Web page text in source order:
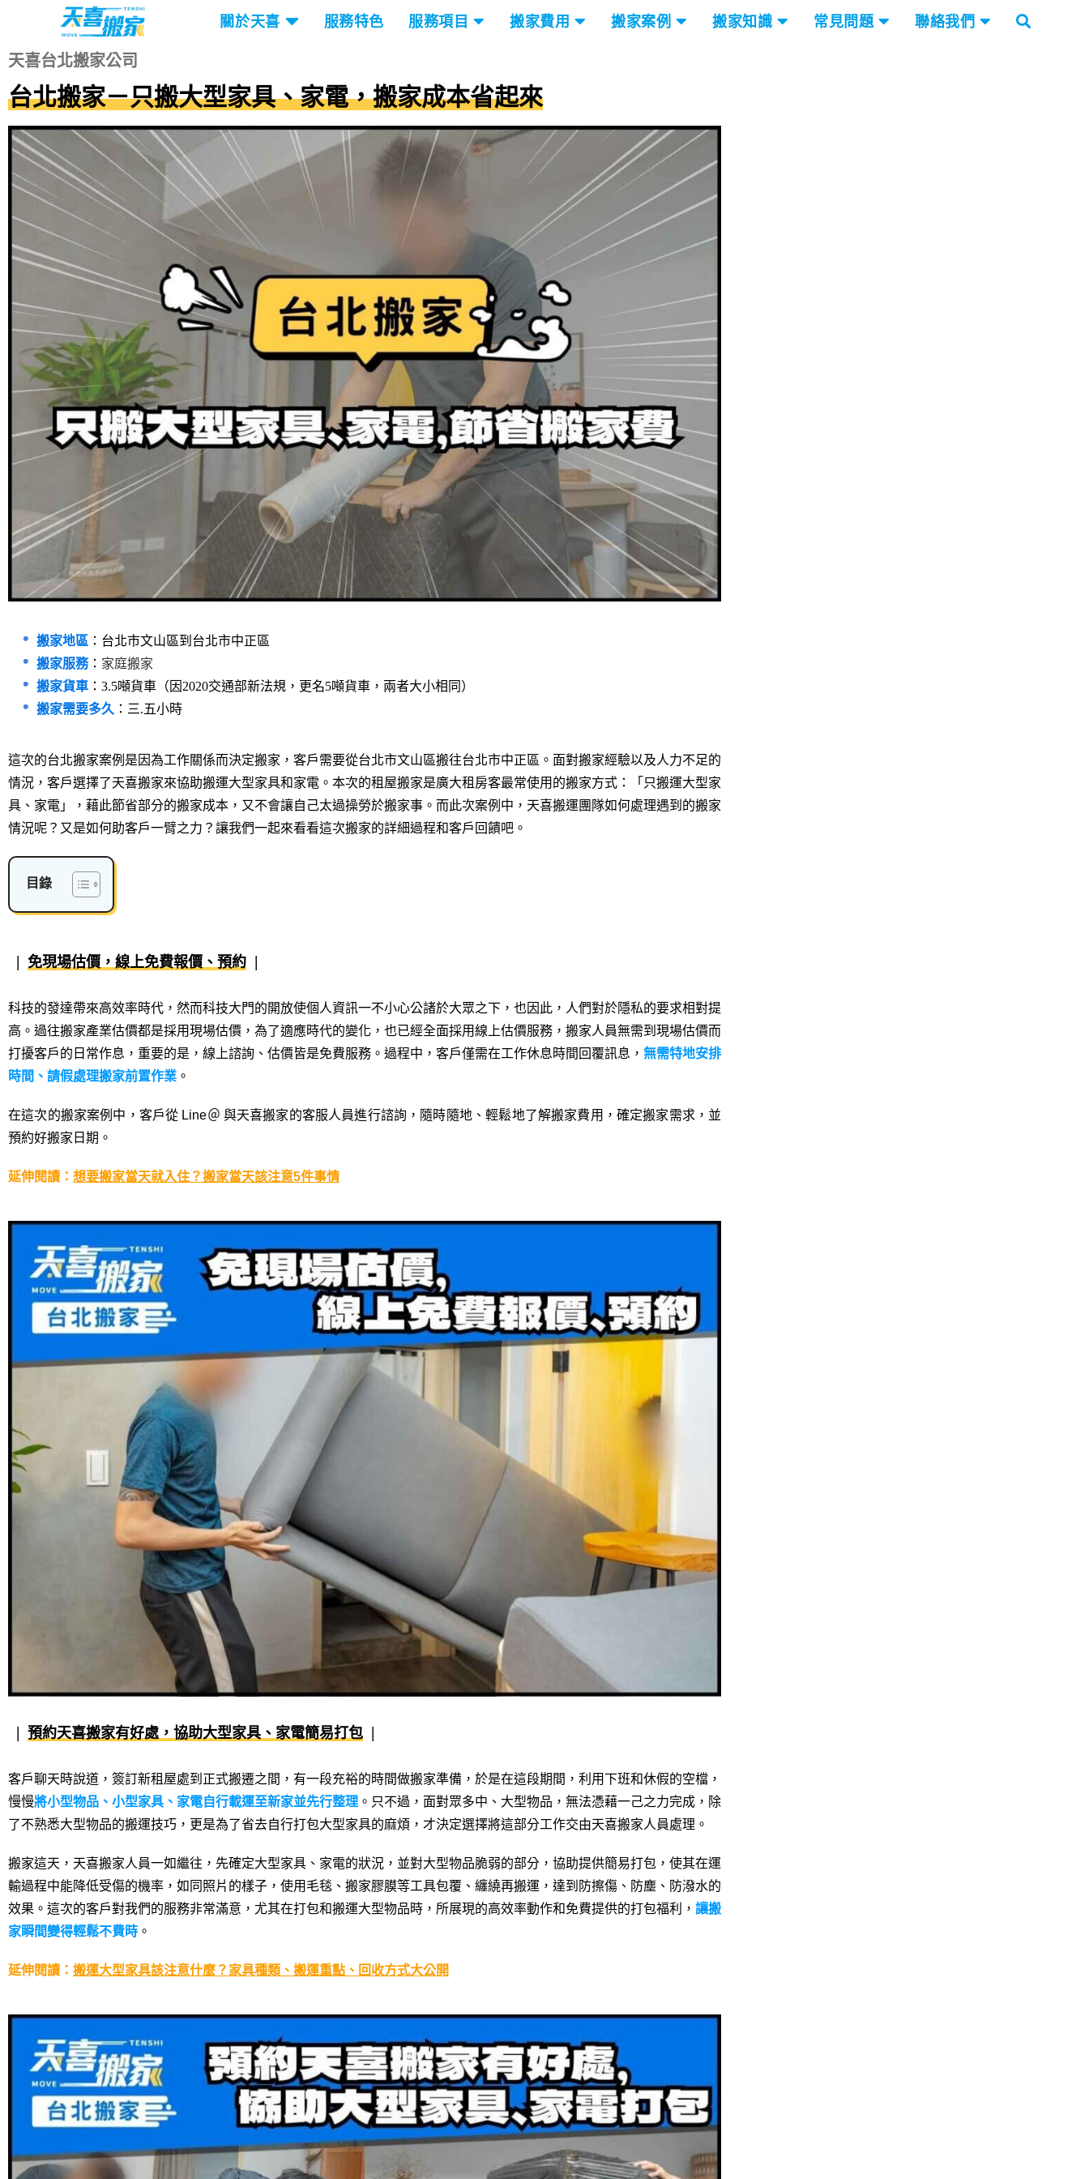
關於天喜 服務特色 服務項目 搬家費用 搬家案例 搬家知識 常見問題 聯絡我們
天喜台北搬家公司
台北搬家－只搬大型家具、家電，搬家成本省起來
搬家地區 ：台北市文山區到台北市中正區
搬家服務： 家庭搬家
搬家貨車 ：3.5噸貨車（因2020交通部新法規，更名5噸貨車，兩者大小相同）
搬家需要多久 ：三.五小時
這次的台北搬家案例是因為工作關係而決定搬家，客戶需要從台北市文山區搬往台北市中正區。面對搬家經驗以及人力不足的
情況，客戶選擇了天喜搬家來協助搬運大型家具和家電。本次的租屋搬家是廣大租房客最常使用的搬家方式：「只搬運大型家
具、家電」，藉此節省部分的搬家成本，又不會讓自己太過操勞於搬家事。而此次案例中，天喜搬運團隊如何處理遇到的搬家
情況呢？又是如何助客戶一臂之力？讓我們一起來看看這次搬家的詳細過程和客戶回饋吧。
目錄
免現場估價，線上免費報價、預約
科技的發達帶來高效率時代，然而科技大門的開放使個人資訊一不小心公諸於大眾之下，也因此，人們對於隱私的要求相對提
高。過往搬家產業估價都是採用現場估價，為了適應時代的變化，也已經全面採用線上估價服務，搬家人員無需到現場估價而
打擾客戶的日常作息，重要的是，線上諮詢、估價皆是免費服務。過程中，客戶僅需在工作休息時間回覆訊息， 無需特地安排
時間、請假處理搬家前置作業 。
在這次的搬家案例中，客戶從 Line＠ 與天喜搬家的客服人員進行諮詢，隨時隨地、輕鬆地了解搬家費用，確定搬家需求，並
預約好搬家日期。
延伸閱讀： 想要搬家當天就入住？搬家當天該注意5件事情
預約天喜搬家有好處，協助大型家具、家電簡易打包
客戶聊天時說道，簽訂新租屋處到正式搬遷之間，有一段充裕的時間做搬家準備，於是在這段期間，利用下班和休假的空檔，
慢慢將小型物品、小型家具、家電自行載運至新家並先行整理 。只不過，面對眾多中、大型物品，無法憑藉一己之力完成，除
了不熟悉大型物品的搬運技巧，更是為了省去自行打包大型家具的麻煩，才決定選擇將這部分工作交由天喜搬家人員處理。
搬家這天，天喜搬家人員一如繼往，先確定大型家具、家電的狀況，並對大型物品脆弱的部分，協助提供簡易打包，使其在運
輸過程中能降低受傷的機率，如同照片的樣子，使用毛毯、搬家膠膜等工具包覆、纏繞再搬運，達到防擦傷、防塵、防潑水的
效果。這次的客戶對我們的服務非常滿意，尤其在打包和搬運大型物品時，所展現的高效率動作和免費提供的打包福利， 讓搬
家瞬間變得輕鬆不費時 。
延伸閱讀： 搬運大型家具該注意什麼？家具種類、搬運重點、回收方式大公開